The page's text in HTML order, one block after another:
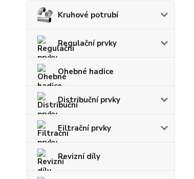
Kruhové potrubí
Regulační prvky
Ohebné hadice
Distribuční prvky
Filtrační prvky
Revizní díly